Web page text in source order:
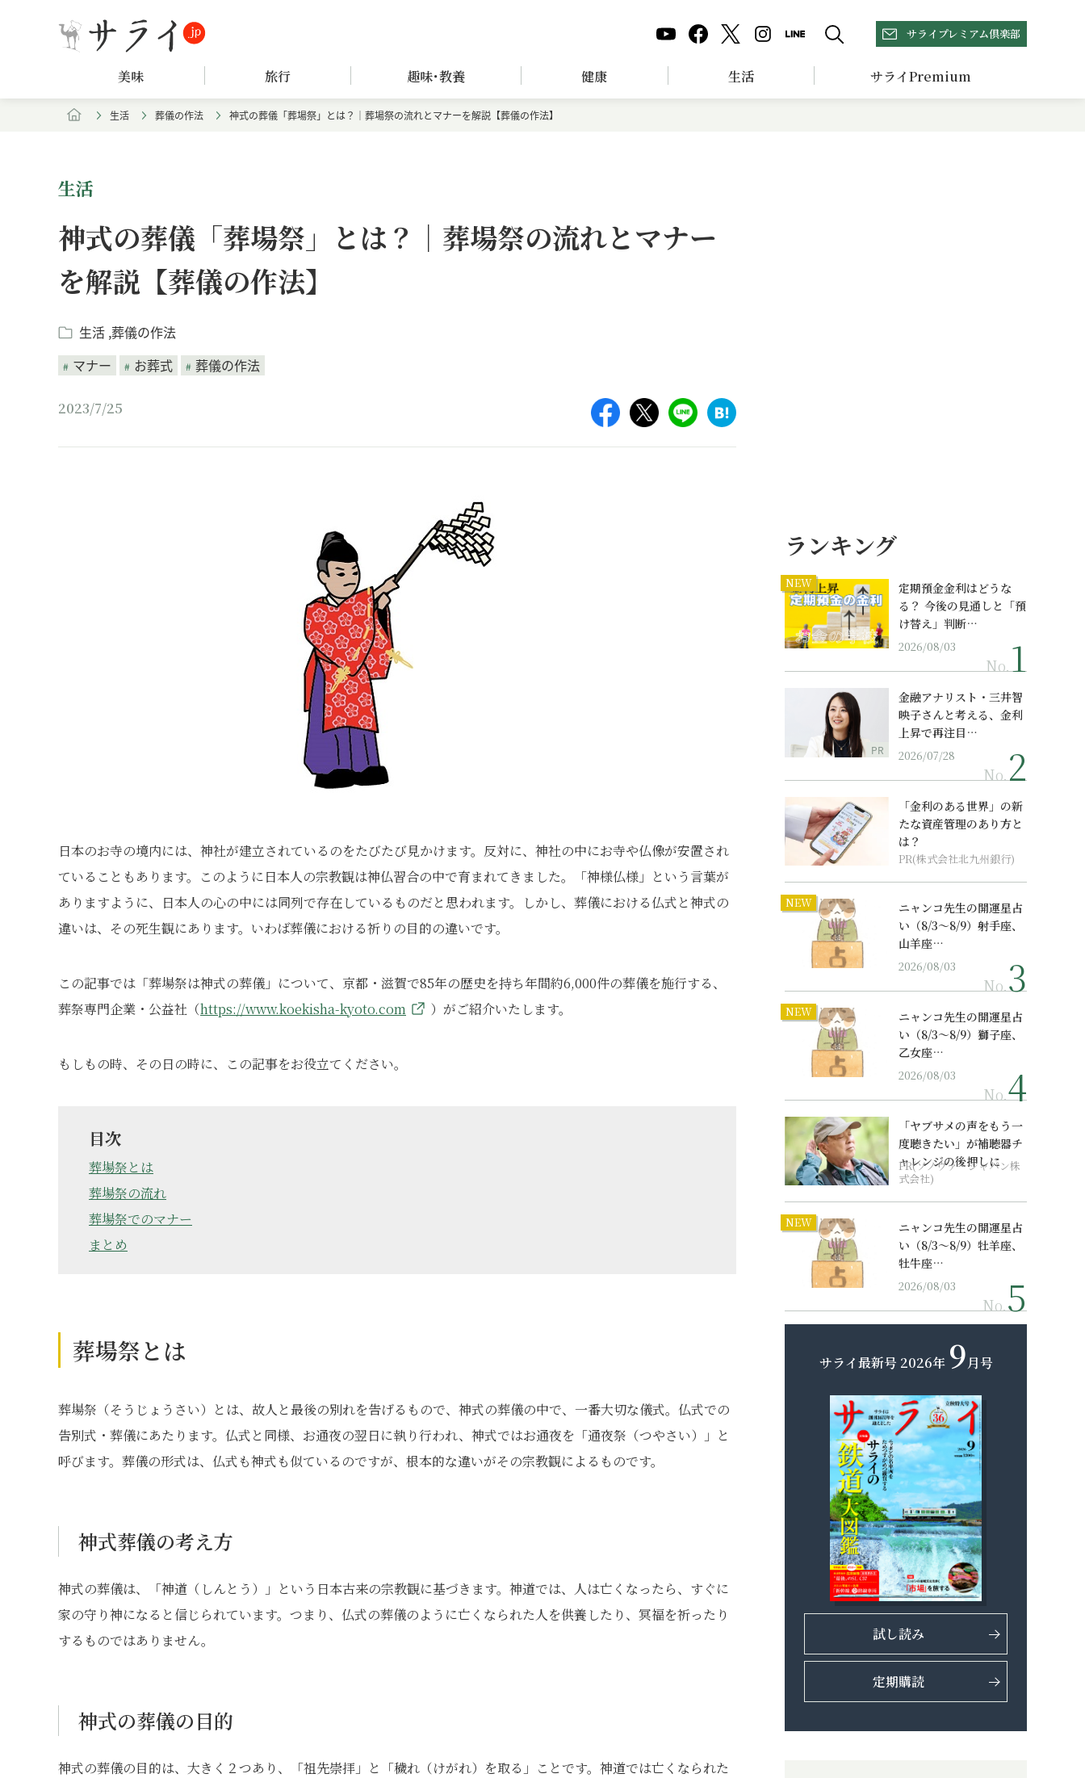
サライプレミアム倶楽部
美味 旅行 趣味･教養 健康 生活 サライPremium
生活 葬儀の作法 神式の葬儀「葬場祭」とは？｜葬場祭の流れとマナーを解説【葬儀の作法】
生活
神式の葬儀「葬場祭」とは？｜葬場祭の流れとマナー
を解説【葬儀の作法】
生活 葬儀の作法
マナー
お葬式 葬儀の作法
2023/7/25
日本のお寺の境内には、神社が建立されているのをたびたび見かけます。反対に、神社の中にお寺や仏像が安置され
ていることもあります。このように日本人の宗教観は神仏習合の中で育まれてきました。「神様仏様」という言葉が
ありますように、日本人の心の中には同列で存在しているものだと思われます。しかし、葬儀における仏式と神式の
違いは、その死生観にあります。いわば葬儀における祈りの目的の違いです。
この記事では「葬場祭は神式の葬儀」について、京都・滋賀で85年の歴史を持ち年間約6,000件の葬儀を施行する、
葬祭専門企業・公益社（https://www.koekisha-kyoto.com ）がご紹介いたします。
もしもの時、その日の時に、この記事をお役立てください。
目次
葬場祭とは
葬場祭の流れ
葬場祭でのマナー
まとめ
葬場祭とは
葬場祭（そうじょうさい）とは、故人と最後の別れを告げるもので、神式の葬儀の中で、一番大切な儀式。仏式での
告別式・葬儀にあたります。仏式と同様、お通夜の翌日に執り行われ、神式ではお通夜を「通夜祭（つやさい）」と
呼びます。葬儀の形式は、仏式も神式も似ているのですが、根本的な違いがその宗教観によるものです。
神式葬儀の考え方
神式の葬儀は、「神道（しんとう）」という日本古来の宗教観に基づきます。神道では、人は亡くなったら、すぐに
家の守り神になると信じられています。つまり、仏式の葬儀のように亡くなられた人を供養したり、冥福を祈ったり
するものではありません。
神式の葬儀の目的
神式の葬儀の目的は、大きく２つあり、「祖先崇拝」と「穢れ（けがれ）を取る」ことです。神道では亡くなられた
ランキング
NEW
定期預金金利はどうな
る？ 今後の見通しと「預
け替え」判断…
2026/08/03
No.
PR
金融アナリスト・三井智
映子さんと考える、金利
上昇で再注目…
2026/07/28
No.
「金利のある世界」の新
たな資産管理のあり方と
は？
PR(株式会社北九州銀行)
NEW
ニャンコ先生の開運星占
い（8/3～8/9）射手座、
山羊座…
2026/08/03
No.
NEW
ニャンコ先生の開運星占
い（8/3～8/9）獅子座、
乙女座…
2026/08/03
No.
「ヤブサメの声をもう一
度聴きたい」が補聴器チ
ャレンジの後押しに
PR(ソノヴァ・ジャパン株
式会社)
NEW
ニャンコ先生の開運星占
い（8/3～8/9）牡羊座、
牡牛座…
2026/08/03
No.
サライ最新号 2026年 9月号
試し読み
定期購読